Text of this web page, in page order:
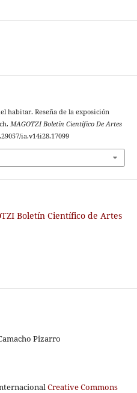
habitar. Reseña de la exposición
MAGOTZI Boletín Científico De Artes
ia.v14i28.17099
Boletín Científico de Artes
Pizarro
Creative Commons